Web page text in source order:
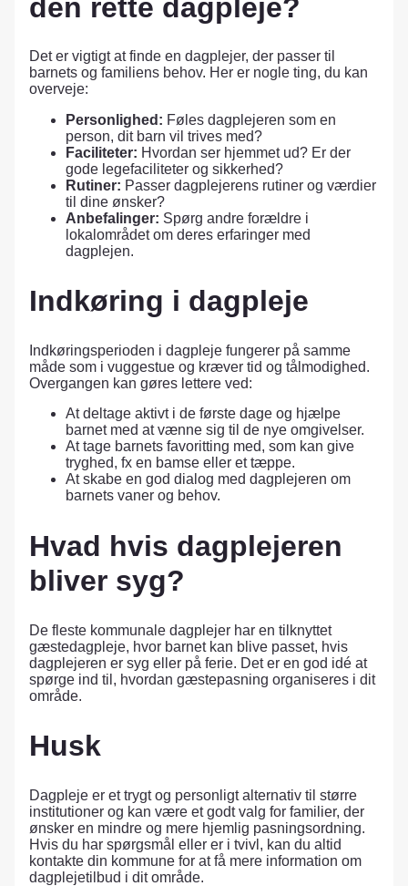
den rette dagpleje?
Det er vigtigt at finde en dagplejer, der passer til
barnets og familiens behov. Her er nogle ting, du kan
overveje:
Personlighed: Føles dagplejeren som en
person, dit barn vil trives med?
Faciliteter: Hvordan ser hjemmet ud? Er der
gode legefaciliteter og sikkerhed?
Rutiner: Passer dagplejerens rutiner og værdier
til dine ønsker?
Anbefalinger: Spørg andre forældre i
lokalområdet om deres erfaringer med
dagplejen.
Indkøring i dagpleje
Indkøringsperioden i dagpleje fungerer på samme
måde som i vuggestue og kræver tid og tålmodighed.
Overgangen kan gøres lettere ved:
At deltage aktivt i de første dage og hjælpe
barnet med at vænne sig til de nye omgivelser.
At tage barnets favoritting med, som kan give
tryghed, fx en bamse eller et tæppe.
At skabe en god dialog med dagplejeren om
barnets vaner og behov.
Hvad hvis dagplejeren
bliver syg?
De fleste kommunale dagplejer har en tilknyttet
gæstedagpleje, hvor barnet kan blive passet, hvis
dagplejeren er syg eller på ferie. Det er en god idé at
spørge ind til, hvordan gæstepasning organiseres i dit
område.
Husk
Dagpleje er et trygt og personligt alternativ til større
institutioner og kan være et godt valg for familier, der
ønsker en mindre og mere hjemlig pasningsordning.
Hvis du har spørgsmål eller er i tvivl, kan du altid
kontakte din kommune for at få mere information om
dagplejetilbud i dit område.